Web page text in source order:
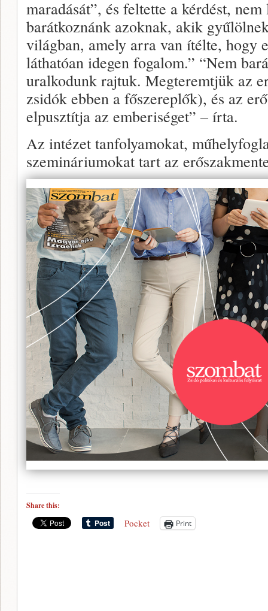
maradását”, és feltette a kérdést,
barátkoznánk azoknak, akik
világban, amely arra van ítélte, hogy
láthatóan idegen fogalom.” “Nem
uralkodunk rajtuk. Megteremtjük az
zsidók ebben a főszereplők), és az
elpusztítja az emberiséget” – írta.
Az intézet tanfolyamokat,
szemináriumokat tart az
Share this:
Pocket Print